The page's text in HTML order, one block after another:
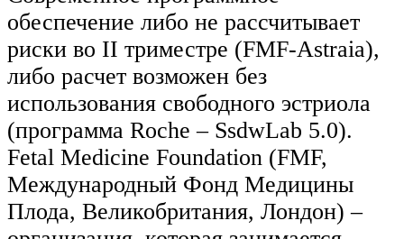
обеспечение либо не рассчитывает
риски во II триместре (FMF-Astraia),
либо расчет возможен без
использования свободного эстриола
(программа Roche – SsdwLab 5.0).
Fetal Medicine Foundation (FMF,
Международный Фонд Медицины
Плода, Великобритания, Лондон) –